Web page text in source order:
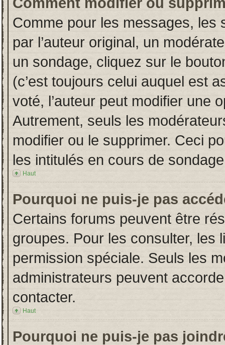
Comme pour les messages, les
par l’auteur original, un
un sondage, cliquez sur le
(c’est toujours celui auquel est
voté, l’auteur peut modifier une
Autrement, seuls les
modifier ou le supprimer. Ceci
les intitulés en cours de
Haut
Pourquoi ne puis-je pas
Certains forums peuvent être
groupes. Pour les consulter, les
permission spéciale. Seuls les
administrateurs peuvent
contacter.
Haut
Pourquoi ne puis-je pas